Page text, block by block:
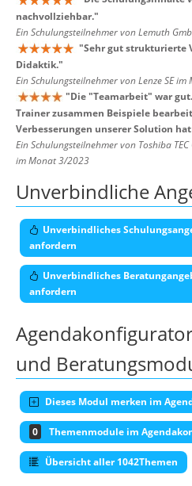
nachvollziehbar."
Ein Schulungsteilnehmer von Lemuth
"Sehr gut strukturierte
Didaktik."
Ein Schulungsteilnehmer von Lenze SE
"Die "Teamarbeit" war
Trainer zusammen Beispiele
Verbesserungen unserer Solution
Ein Schulungsteilnehmer von Toshiba
im Monat 3/2023
Unverbindliche
Unverbindliches
anfordern
Unverbindliches
anfordern
und
Dieses Modul merken im
0 Themenmodule im
Übersicht aller 1042Themen